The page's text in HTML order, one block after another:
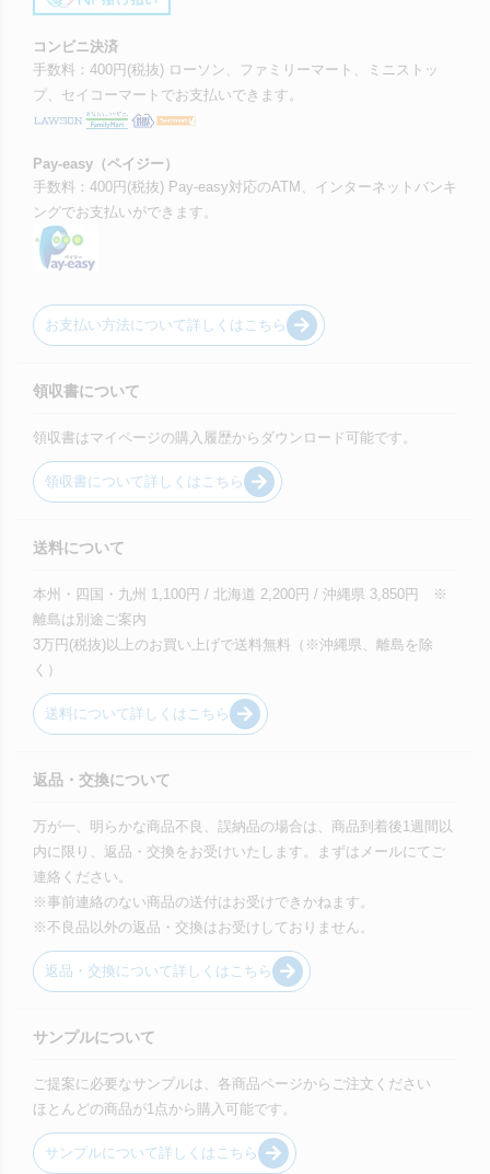
コンビニ決済
手数料：400円(税抜) ローソン、ファミリーマート、ミニストッ
プ、セイコーマートでお支払いできます。
Pay-easy（ペイジー）
手数料：400円(税抜) Pay-easy対応のATM、インターネットバンキ
ングでお支払いができます。
お支払い方法について詳しくはこちら
領収書について
領収書はマイページの購入履歴からダウンロード可能です。
領収書について詳しくはこちら
送料について
本州・四国・九州 1,100円 / 北海道 2,200円 / 沖縄県 3,850円 ※
離島は別途ご案内
3万円(税抜)以上のお買い上げで送料無料（※沖縄県、離島を除
く）
送料について詳しくはこちら
返品・交換について
万が一、明らかな商品不良、誤納品の場合は、商品到着後1週間以
内に限り、返品・交換をお受けいたします。まずはメールにてご
連絡ください。
※事前連絡のない商品の送付はお受けできかねます。
※不良品以外の返品・交換はお受けしておりません。
返品・交換について詳しくはこちら
サンプルについて
ご提案に必要なサンプルは、各商品ページからご注文ください
ほとんどの商品が1点から購入可能です。
サンプルについて詳しくはこちら